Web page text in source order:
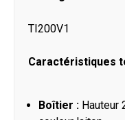
TI200V1
Caractéristiques
Boîtier : Hauteur